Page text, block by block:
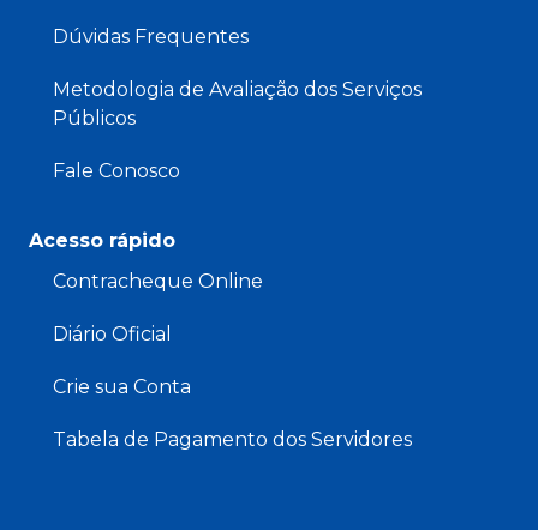
Dúvidas Frequentes
Metodologia de Avaliação dos Serviços
Públicos
Fale Conosco
Acesso rápido
Contracheque Online
Diário Oficial
Crie sua Conta
Tabela de Pagamento dos Servidores